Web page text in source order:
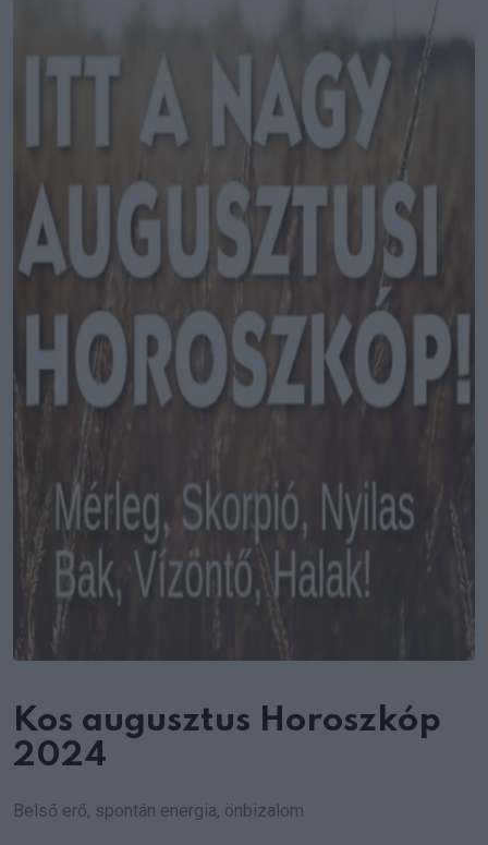
Kos augusztus Horoszkóp
2024
Belső erő, spontán energia, önbizalom